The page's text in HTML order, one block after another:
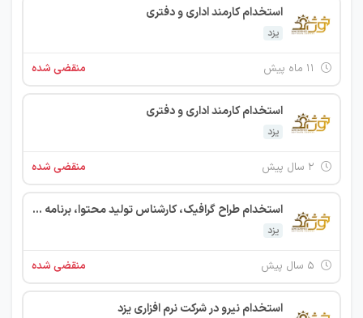
استخدام کارمند اداری و دفتری
یزد
منقضی شده
استخدام کارمند اداری و دفتری
یزد
منقضی شده
استخدام طراح گرافیک، کارشناس تولید محتوا، برنامه نویس سرور، بازاریاب و کارشناس فروش در شرکت نرم افزاری خورشید یزد
یزد
منقضی شده
استخدام نیرو در شرکت نرم افزاری یزد